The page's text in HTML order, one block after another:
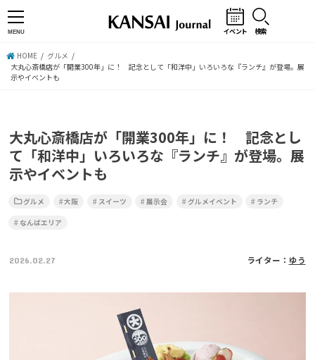
MENU イベント 検索
HOME
グルメ
大丸心斎橋店が「開業300年」に！ 記念として「和洋中」いろいろな『ランチ』が登場。展
示やイベントも
大丸心斎橋店が「開業300年」に！ 記念とし
て「和洋中」いろいろな『ランチ』が登場。展
示やイベントも
グルメ 大阪 スイーツ 展示会 グルメイベント ランチ
なんばエリア
2026.02.27 ライター： ゆう